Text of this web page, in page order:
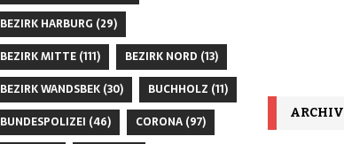
BEZIRK HARBURG (29)
BEZIRK MITTE(111) BEZIRK NORD (13)
BEZIRK WANDSBEK(30) BUCHHOLZ (11)
BUNDESPOLIZEI (46) CORONA(97)
ARCHIV